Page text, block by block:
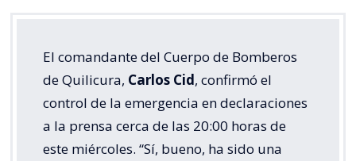
El comandante del Cuerpo de Bomberos
de Quilicura, Carlos Cid, confirmó el
control de la emergencia en declaraciones
a la prensa cerca de las 20:00 horas de
este miércoles. “Sí, bueno, ha sido una